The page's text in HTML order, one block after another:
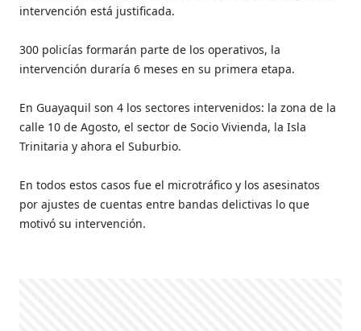
intervención está justificada.
300 policías formarán parte de los operativos, la
intervención duraría 6 meses en su primera etapa.
En Guayaquil son 4 los sectores intervenidos: la zona de la
calle 10 de Agosto, el sector de Socio Vivienda, la Isla
Trinitaria y ahora el Suburbio.
En todos estos casos fue el microtráfico y los asesinatos
por ajustes de cuentas entre bandas delictivas lo que
motivó su intervención.